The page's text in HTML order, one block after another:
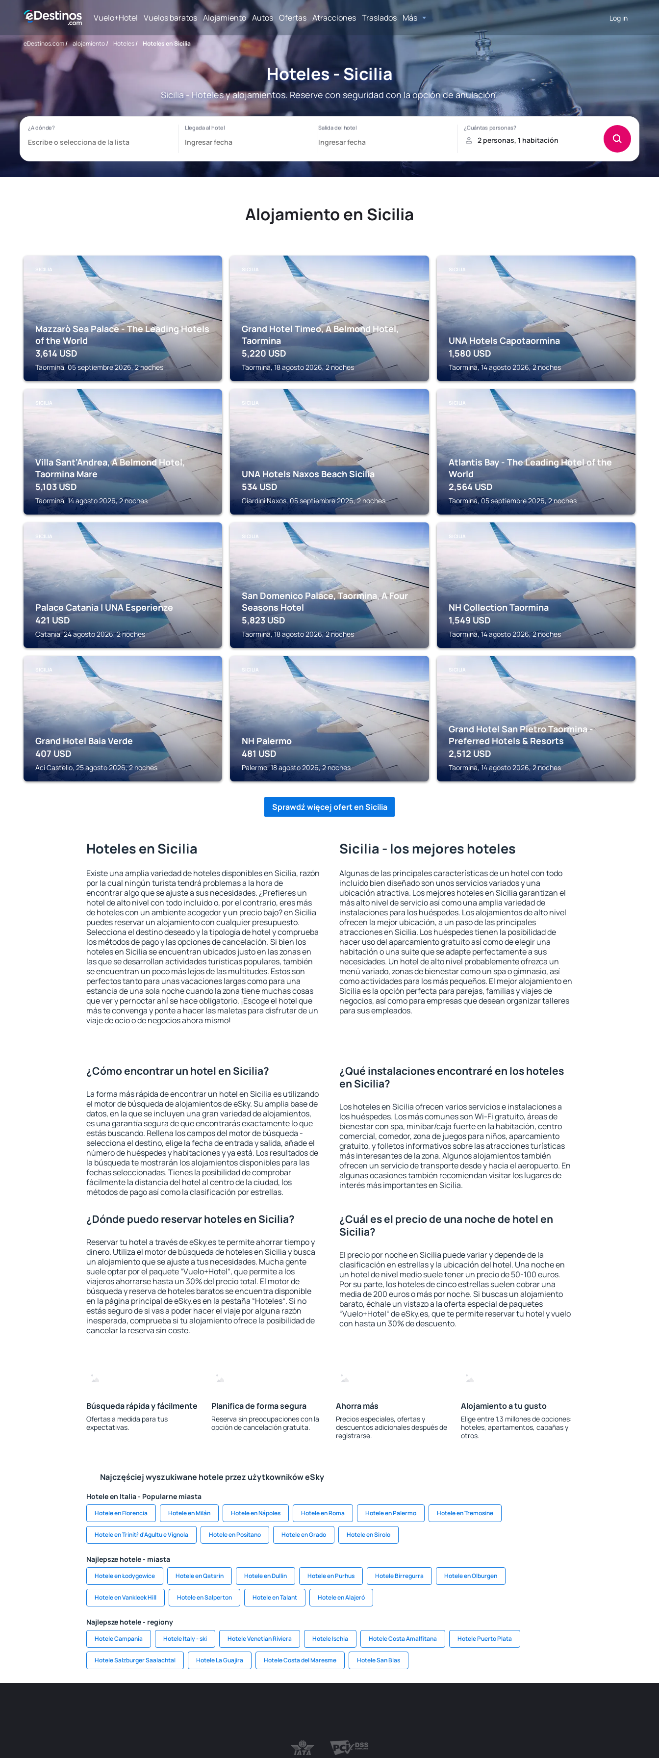
Vuelo+Hotel Vuelos baratos Alojamiento Autos Ofertas Atracciones Traslados Más Log in
eDestinos.com/ alojamiento/ Hoteles/ Hoteles en Sicilia
Hoteles - Sicilia
Sicilia - Hoteles y alojamientos. Reserve con seguridad con la opción de anulación.
Alojamiento en Sicilia
SICILIA
Mazzarò Sea Palace - The Leading Hotels
of the World
3,614 USD
Taormina, 05 septiembre 2026, 2 noches
SICILIA
Grand Hotel Timeo, A Belmond Hotel,
Taormina
5,220 USD
Taormina, 18 agosto 2026, 2 noches
SICILIA
UNA Hotels Capotaormina
1,580 USD
Taormina, 14 agosto 2026, 2 noches
SICILIA
Villa Sant'Andrea, A Belmond Hotel,
Taormina Mare
5,103 USD
Taormina, 14 agosto 2026, 2 noches
SICILIA
UNA Hotels Naxos Beach Sicilia
534 USD
Giardini Naxos, 05 septiembre 2026, 2 noches
SICILIA
Atlantis Bay - The Leading Hotel of the
World
2,564 USD
Taormina, 05 septiembre 2026, 2 noches
SICILIA
Palace Catania | UNA Esperienze
421 USD
Catania, 24 agosto 2026, 2 noches
SICILIA
San Domenico Palace, Taormina, A Four
Seasons Hotel
5,823 USD
Taormina, 18 agosto 2026, 2 noches
SICILIA
NH Collection Taormina
1,549 USD
Taormina, 14 agosto 2026, 2 noches
SICILIA
Grand Hotel Baia Verde
407 USD
Aci Castello, 25 agosto 2026, 2 noches
SICILIA
NH Palermo
481 USD
Palermo, 18 agosto 2026, 2 noches
SICILIA
Grand Hotel San Pietro Taormina -
Preferred Hotels & Resorts
2,512 USD
Taormina, 14 agosto 2026, 2 noches
Sprawdź więcej ofert en Sicilia
Hoteles en Sicilia
Existe una amplia variedad de hoteles disponibles en Sicilia, razón
por la cual ningún turista tendrá problemas a la hora de
encontrar algo que se ajuste a sus necesidades. ¿Prefieres un
hotel de alto nivel con todo incluido o, por el contrario, eres más
de hoteles con un ambiente acogedor y un precio bajo? en Sicilia
puedes reservar un alojamiento con cualquier presupuesto.
Selecciona el destino deseado y la tipología de hotel y comprueba
los métodos de pago y las opciones de cancelación. Si bien los
hoteles en Sicilia se encuentran ubicados justo en las zonas en
las que se desarrollan actividades turísticas populares, también
se encuentran un poco más lejos de las multitudes. Estos son
perfectos tanto para unas vacaciones largas como para una
estancia de una sola noche cuando la zona tiene muchas cosas
que ver y pernoctar ahí se hace obligatorio. ¡Escoge el hotel que
más te convenga y ponte a hacer las maletas para disfrutar de un
viaje de ocio o de negocios ahora mismo!
Sicilia - los mejores hoteles
Algunas de las principales características de un hotel con todo
incluido bien diseñado son unos servicios variados y una
ubicación atractiva. Los mejores hoteles en Sicilia garantizan el
más alto nivel de servicio así como una amplia variedad de
instalaciones para los huéspedes. Los alojamientos de alto nivel
ofrecen la mejor ubicación, a un paso de las principales
atracciones en Sicilia. Los huéspedes tienen la posibilidad de
hacer uso del aparcamiento gratuito así como de elegir una
habitación o una suite que se adapte perfectamente a sus
necesidades. Un hotel de alto nivel probablemente ofrezca un
menú variado, zonas de bienestar como un spa o gimnasio, así
como actividades para los más pequeños. El mejor alojamiento en
Sicilia es la opción perfecta para parejas, familias y viajes de
negocios, así como para empresas que desean organizar talleres
para sus empleados.
¿Cómo encontrar un hotel en Sicilia?
La forma más rápida de encontrar un hotel en Sicilia es utilizando
el motor de búsqueda de alojamientos de eSky. Su amplia base de
datos, en la que se incluyen una gran variedad de alojamientos,
es una garantía segura de que encontrarás exactamente lo que
estás buscando. Rellena los campos del motor de búsqueda -
selecciona el destino, elige la fecha de entrada y salida, añade el
número de huéspedes y habitaciones y ya está. Los resultados de
la búsqueda te mostrarán los alojamientos disponibles para las
fechas seleccionadas. Tienes la posibilidad de comprobar
fácilmente la distancia del hotel al centro de la ciudad, los
métodos de pago así como la clasificación por estrellas.
¿Qué instalaciones encontraré en los hoteles
en Sicilia?
Los hoteles en Sicilia ofrecen varios servicios e instalaciones a
los huéspedes. Los más comunes son Wi-Fi gratuito, áreas de
bienestar con spa, minibar/caja fuerte en la habitación, centro
comercial, comedor, zona de juegos para niños, aparcamiento
gratuito, y folletos informativos sobre las atracciones turísticas
más interesantes de la zona. Algunos alojamientos también
ofrecen un servicio de transporte desde y hacia el aeropuerto. En
algunas ocasiones también recomiendan visitar los lugares de
interés más importantes en Sicilia.
¿Dónde puedo reservar hoteles en Sicilia?
Reservar tu hotel a través de eSky.es te permite ahorrar tiempo y
dinero. Utiliza el motor de búsqueda de hoteles en Sicilia y busca
un alojamiento que se ajuste a tus necesidades. Mucha gente
suele optar por el paquete “Vuelo+Hotel“, que permite a los
viajeros ahorrarse hasta un 30% del precio total. El motor de
búsqueda y reserva de hoteles baratos se encuentra disponible
en la página principal de eSky.es en la pestaña “Hoteles“. Si no
estás seguro de si vas a poder hacer el viaje por alguna razón
inesperada, comprueba si tu alojamiento ofrece la posibilidad de
cancelar la reserva sin coste.
¿Cuál es el precio de una noche de hotel en
Sicilia?
El precio por noche en Sicilia puede variar y depende de la
clasificación en estrellas y la ubicación del hotel. Una noche en
un hotel de nivel medio suele tener un precio de 50-100 euros.
Por su parte, los hoteles de cinco estrellas suelen cobrar una
media de 200 euros o más por noche. Si buscas un alojamiento
barato, échale un vistazo a la oferta especial de paquetes
“Vuelo+Hotel“ de eSky.es, que te permite reservar tu hotel y vuelo
con hasta un 30% de descuento.
Búsqueda rápida y fácilmente
Ofertas a medida para tus
expectativas.
Planifica de forma segura
Reserva sin preocupaciones con la
opción de cancelación gratuita.
Ahorra más
Precios especiales, ofertas y
descuentos adicionales después de
registrarse.
Alojamiento a tu gusto
Elige entre 1.3 millones de opciones:
hoteles, apartamentos, cabañas y
otros.
Najczęściej wyszukiwane hotele przez użytkowników eSky
Hotele en Italia - Popularne miasta
Hotele en Florencia Hotele en Milán Hotele en Nápoles Hotele en Roma Hotele en Palermo Hotele en Tremosine
Hotele en Trinitŕ d'Agultu e Vignola Hotele en Positano Hotele en Grado Hotele en Sirolo
Najlepsze hotele - miasta
Hotele en Łodygowice Hotele en Qatsrin Hotele en Dullin Hotele en Purhus Hotele Birregurra Hotele en Olburgen
Hotele en Vankleek Hill Hotele en Salperton Hotele en Talant Hotele en Alajeró
Najlepsze hotele - regiony
Hotele Campania Hotele Italy - ski Hotele Venetian Riviera Hotele Ischia Hotele Costa Amalfitana Hotele Puerto Plata
Hotele Salzburger Saalachtal Hotele La Guajira Hotele Costa del Maresme Hotele San Blas